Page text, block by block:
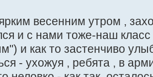
весенним утром ,
и с нами тоже-наш
и как то застенчиво
- ухожуя , ребята , в